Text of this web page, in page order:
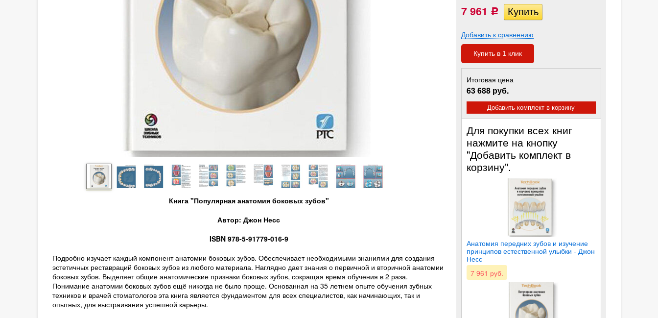
7 961 Р
Добавить к сравнению
Купить в 1 клик
Итоговая цена
63 688 руб.
Добавить комплект в корзину
Для покупки всех книг
нажмите на кнопку
"Добавить комплект в
корзину".
Анатомия передних зубов и изучение
принципов естественной улыбки - Джон
Несс
7 961 руб.
Книга "Популярная анатомия боковых зубов"
Автор: Джон Несс
ISBN 978-5-91779-016-9
Подробно изучает каждый компонент анатомии боковых зубов. Обеспечивает необходимыми знаниями для создания
эстетичных реставраций боковых зубов из любого материала. Наглядно дает знания о первичной и вторичной анатомии
боковых зубов. Выделяет общие анатомические признаки боковых зубов, сокращая время обучения в 2 раза.
Понимание анатомии боковых зубов ещё никогда не было проще. Основанная на 35 летнем опыте обучения зубных
техников и врачей стоматологов эта книга является фундаментом для всех специалистов, как начинающих, так и
опытных, для выстраивания успешной карьеры.